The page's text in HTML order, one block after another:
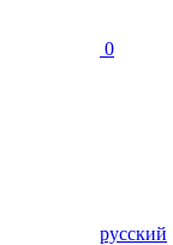
0
pусский